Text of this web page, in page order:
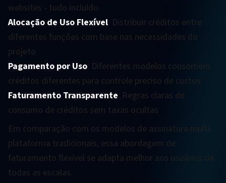
websites - tudo incluído
Alocação de Uso Flexível: Distribuir créditos entre
diferentes funções com base nas necessidades do
projeto
Pagamento por Uso: Diferentes modelos consomem
créditos diferentes para controle preciso de custos
Faturamento Transparente: Regras claras de
consumo de créditos sem taxas ocultas
Em comparação com os modelos de assinatura multi-
plataforma tradicionais, essa abordagem de
faturamento flexível se adapta melhor aos usuários de
todas as escalas.